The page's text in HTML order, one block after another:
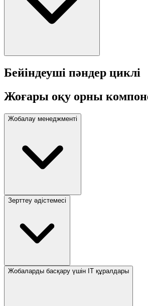
Бейіндеуші пәндер циклі
Жоғары оқу орны
Жобалау менеджменті
Зерттеу әдістемесі
Жобаларды басқару үшін IT құралдары